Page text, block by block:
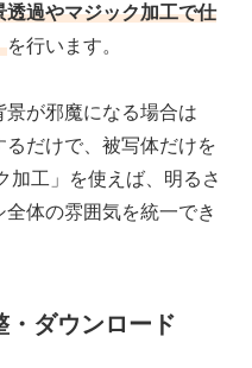
過やマジック加工で仕
を行います。
が邪魔になる場合は
るだけで、被写体だけを
加工」を使えば、明るさ
体の雰囲気を統一でき
ダウンロード